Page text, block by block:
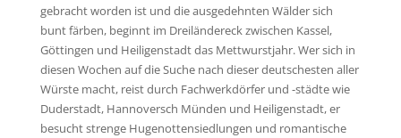
gebracht worden ist und die ausgedehnten Wälder sich
bunt färben, beginnt im Dreiländereck zwischen Kassel,
Göttingen und Heiligenstadt das Mettwurstjahr. Wer sich in
diesen Wochen auf die Suche nach dieser deutschesten aller
Würste macht, reist durch Fachwerkdörfer und -städte wie
Duderstadt, Hannoversch Münden und Heiligenstadt, er
besucht strenge Hugenottensiedlungen und romantische